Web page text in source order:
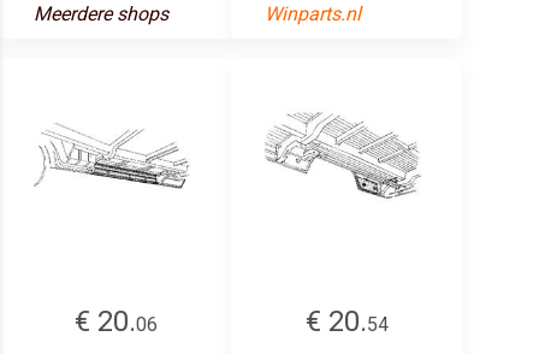
Meerdere shops Winparts.nl
€ 20.06 € 20.54